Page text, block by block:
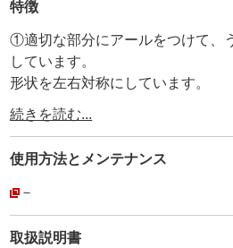
特徴
①適切な部分にアールをつけて、
しています。
形状を左右対称にしています。
頭部分から持ち手部分まで一体型
ん)。
その為、曲がりや変形がありませ
・
②刻印ナンバーとmade in japanを
・
③全体にメッキ加工を施していま
続きを読む...
使用方法と メンテナンス
－
取扱説明書